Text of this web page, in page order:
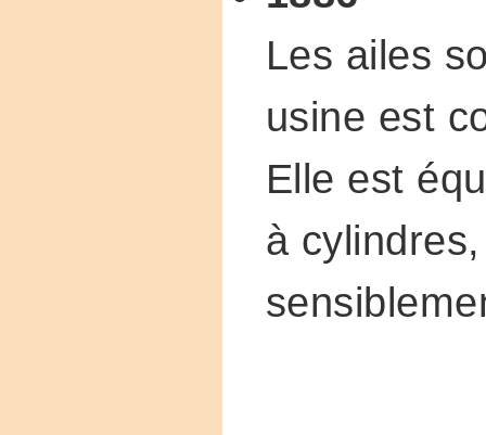
Les ailes
usine est
Elle est
à